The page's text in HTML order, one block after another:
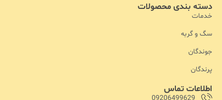
اطلاعات تماس
دسته بندی محصولات
خدمات
سگ و گربه
جوندگان
پرندگان